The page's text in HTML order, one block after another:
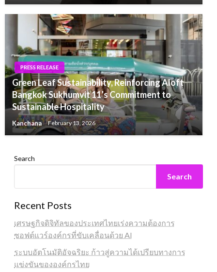
PRESS RELEASE
Green Leaf Sustainability, Reinforcing Aloft
Bangkok Sukhumvit 11’s Commitment to
Sustainable Hospitality
Kanchana February 13, 2026
Search
Search
Recent Posts
เศรษฐกิจดิจิทัลของประเทศไทยเร่งความต้องการ
ซอฟต์แวร์องค์กรที่ขับเคลื่อนด้วย AI
ระบบอัตโนมัติอัจฉริยะ ก้าวสู่ความได้เปรียบทางการ
แข่งขันขององค์กรไทย